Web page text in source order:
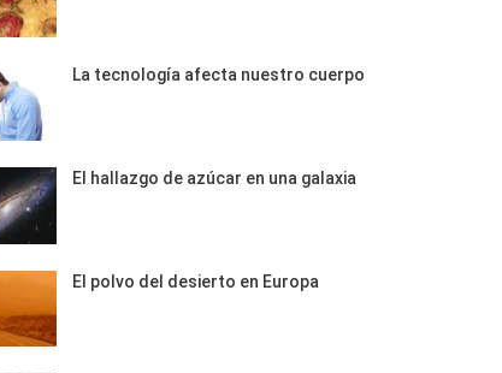
La tecnología afecta nuestro cuerpo
El hallazgo de azúcar en una galaxia
El polvo del desierto en Europa